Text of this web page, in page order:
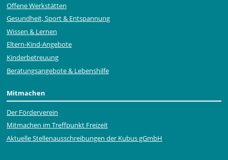
Offene Werkstätten
Gesundheit, Sport & Entspannung
Wissen & Lernen
Eltern-Kind-Angebote
Kinderbetreuung
Beratungsangebote & Lebenshilfe
Mitmachen
Der Förderverein
Mitmachen im Treffpunkt Freizeit
Aktuelle Stellen­ausschrei­bungen der Kubus gGmbH